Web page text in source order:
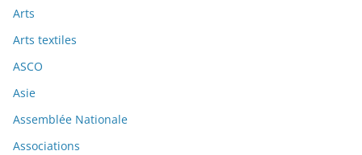
Arts
Arts textiles
ASCO
Asie
Assemblée Nationale
Associations